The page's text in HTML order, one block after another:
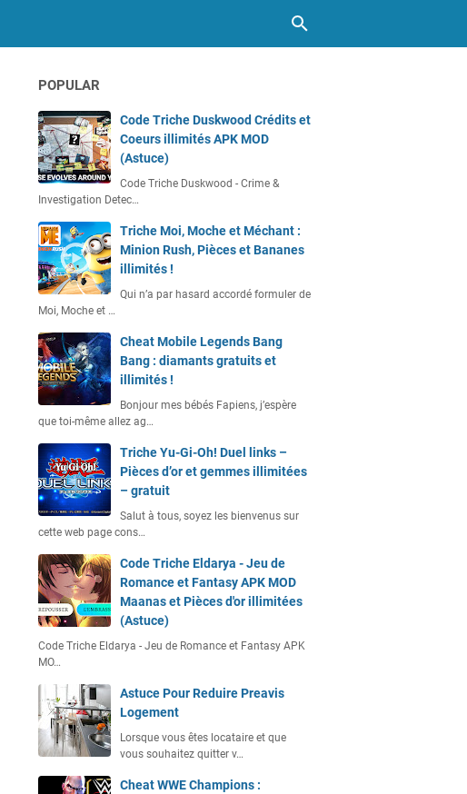
POPULAR
Code Triche Duskwood Crédits et
Coeurs illimités APK MOD
(Astuce)
Code Triche Duskwood - Crime &
Investigation Detec…
Triche Moi, Moche et Méchant :
Minion Rush, Pièces et Bananes
illimités !
Qui n’a par hasard accordé formuler de
Moi, Moche et …
Cheat Mobile Legends Bang
Bang : diamants gratuits et
illimités !
Bonjour mes bébés Fapiens, j’espère
que toi-même allez ag…
Triche Yu-Gi-Oh! Duel links –
Pièces d’or et gemmes illimitées
– gratuit
Salut à tous, soyez les bienvenus sur
cette web page cons…
Code Triche Eldarya - Jeu de
Romance et Fantasy APK MOD
Maanas et Pièces d'or illimitées
(Astuce)
Code Triche Eldarya - Jeu de Romance et Fantasy APK
MO…
Astuce Pour Reduire Preavis
Logement
Lorsque vous êtes locataire et que
vous souhaitez quitter v…
Cheat WWE Champions :